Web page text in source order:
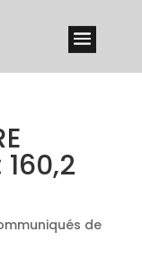
160,2
de